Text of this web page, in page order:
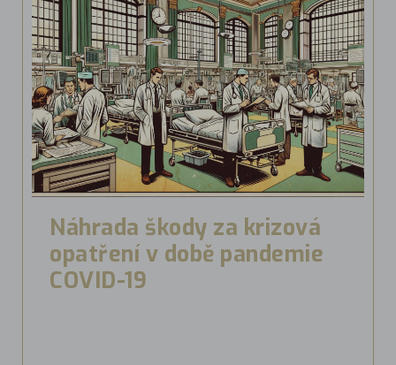
Náhrada škody za krizová
opatření v době pandemie
COVID-19